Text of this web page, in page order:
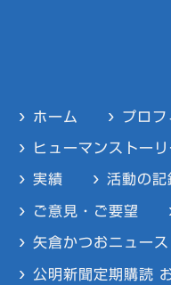
ホーム プロフ
ヒューマンストーリ
実績 活動の記
ご意見・ご要望
矢倉かつおニュース
公明新聞定期購読